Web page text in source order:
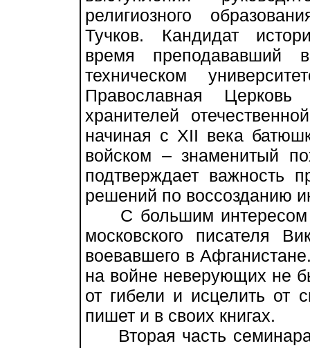
религиозного
Тучков. Кандидат
время преподававший
техническом
Православная
хранителей
начиная с XII века
войском – знаменитый
подтверждает важность
решений по воссозданию
С большим интересом
московского писателя
воевавшего в
на войне неверующих не
от гибели и исцелить от
пишет и в своих книгах.
Вторая часть